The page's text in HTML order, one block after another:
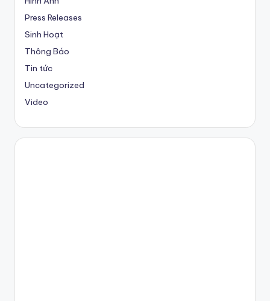
Press Releases
Sinh Hoạt
Thông Báo
Tin tức
Uncategorized
Video